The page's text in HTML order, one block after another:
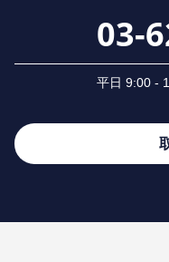
03-
平⽇ 9:00 -